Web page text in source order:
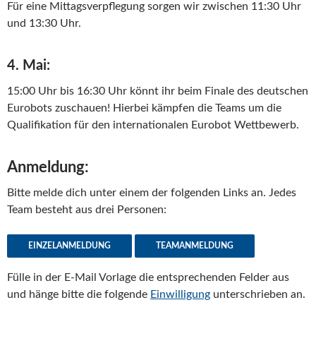
Für eine Mittagsverpflegung sorgen wir zwischen 11:30 Uhr
und 13:30 Uhr.
4. Mai:
15:00 Uhr bis 16:30 Uhr könnt ihr beim Finale des deutschen
Eurobots zuschauen! Hierbei kämpfen die Teams um die
Qualifikation für den internationalen Eurobot Wettbewerb.
Anmeldung:
Bitte melde dich unter einem der folgenden Links an. Jedes
Team besteht aus drei Personen:
EINZELANMELDUNG TEAMANMELDUNG
Fülle in der E-Mail Vorlage die entsprechenden Felder aus
und hänge bitte die folgende Einwilligung unterschrieben an.